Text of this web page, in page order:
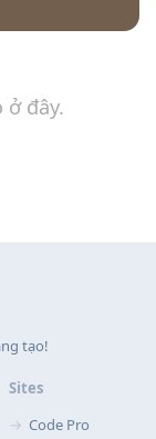
ở đây.
tạo!
Sites
Code Pro